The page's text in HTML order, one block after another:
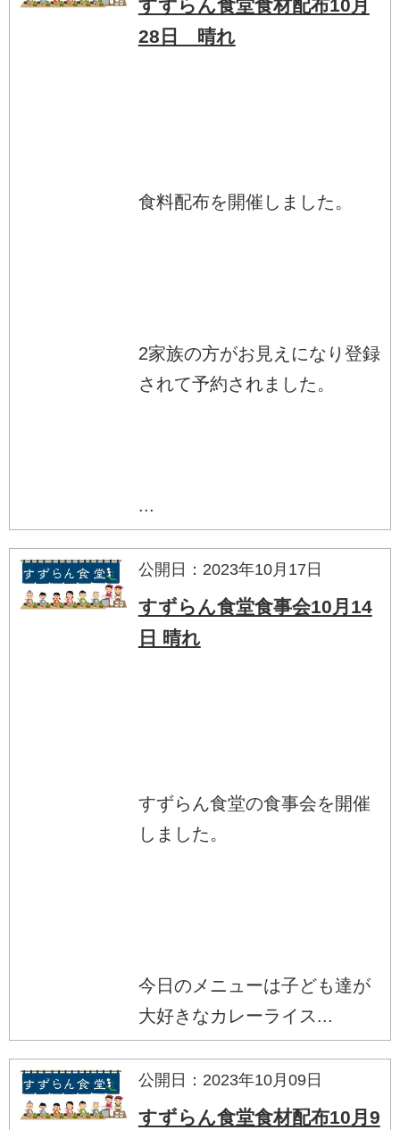
すずらん食堂食材配布10月
28日 晴れ
食料配布を開催しました。
2家族の方がお見えになり登録
されて予約されました。
...
公開日：2023年10月17日
すずらん食堂食事会10月14
日 晴れ
すずらん食堂の食事会を開催
しました。
今日のメニューは子ども達が
大好きなカレーライス...
公開日：2023年10月09日
すずらん食堂食材配布10月9